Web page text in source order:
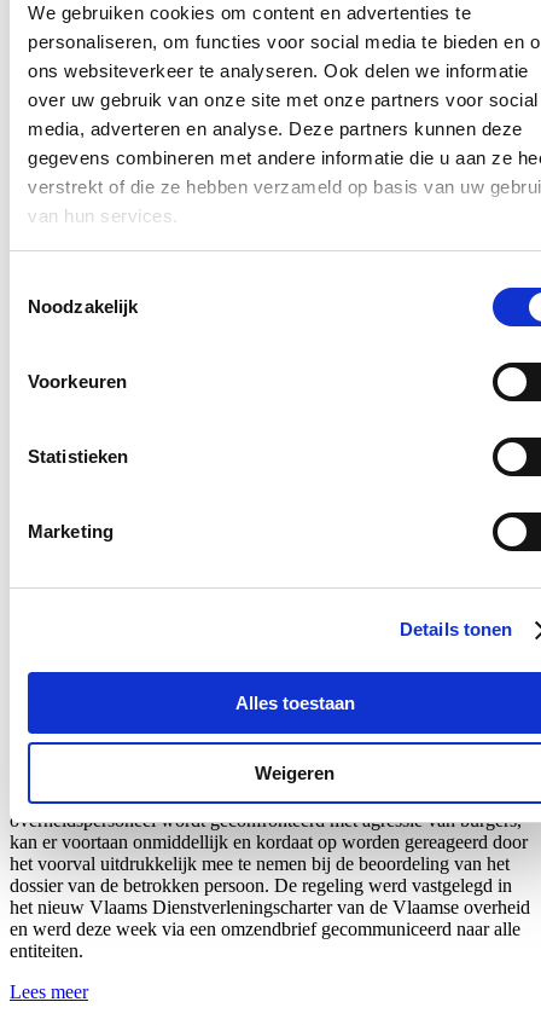
We gebruiken cookies om content en advertenties te
personaliseren, om functies voor social media te bieden en
ons websiteverkeer te analyseren. Ook delen we informatie
over uw gebruik van onze site met onze partners voor social
media, adverteren en analyse. Deze partners kunnen deze
gegevens combineren met andere informatie die u aan ze
verstrekt of die ze hebben verzameld op basis van uw
van hun services.
Noodzakelijk
Voorkeuren
Statistieken
Marketing
Details tonen
Alles toestaan
Weigeren
schulden niet kunnen betalen. Daarnaast komt er een premie voor
ondernemingen en zelfstandigen die getroffen worden door de
coronamaatregelen. Ik roep de bedrijven ook op om hun
werknemers thuis te laten werken als dat kan of om in flexibele
werktijden te voorzien en vanmiddag roepen we de Taskforce
Corona terug samen.”
Blijf op de hoogte
Ontvang mijn nieuwsbrief.
bovenstaand mailadres*
stijgt fors binnen Vlaamse overheid: nieuwe regeling
dat dossiers tijdelijk kan opschorten in geval van
Het aantal meldingen van ongewenst gedrag van derden tegenover
uit nieuwe cijfers van Vlaams minister van Bestuurszaken Hilde
Crevits. De minister wil daarom strenger optreden: indien
overheidspersoneel wordt geconfronteerd met agressie van burgers,
kan er voortaan onmiddellijk en kordaat op worden gereageerd door
het voorval uitdrukkelijk mee te nemen bij de beoordeling van het
dossier van de betrokken persoon. De regeling werd vastgelegd in
het nieuw Vlaams Dienstverleningscharter van de Vlaamse overheid
en werd deze week via een omzendbrief gecommuniceerd naar alle
entiteiten.
Lees meer